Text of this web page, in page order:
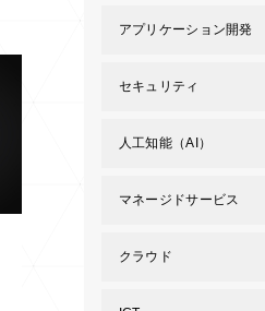
アプリケーション開発
セキュリティ
人工知能（AI）
マネージドサービス
クラウド